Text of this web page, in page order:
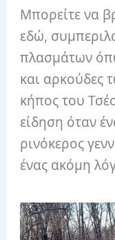
Μπορείτε να
εδώ,
πλασμάτων
και αρκούδες
κήπος του
είδηση ​​όταν
ρινόκερος
ένας ακόμη